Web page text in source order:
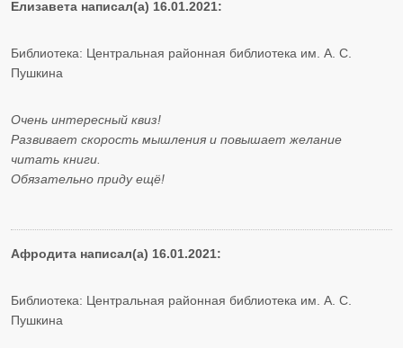
Елизавета написал(а) 16.01.2021:
Библиотека: Центральная районная библиотека им. А. С.
Пушкина
Очень интересный квиз!
Развивает скорость мышления и повышает желание
читать книги.
Обязательно приду ещё!
Афродита написал(а) 16.01.2021:
Библиотека: Центральная районная библиотека им. А. С.
Пушкина